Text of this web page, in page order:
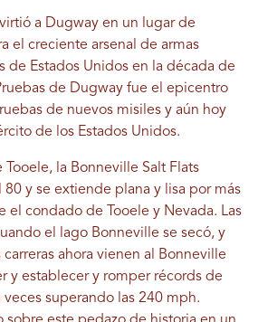
a Dugway en un lugar de
el creciente arsenal de armas
de Estados Unidos en la década de
de Dugway fue el epicentro
de nuevos misiles y aún hoy
de los Estados Unidos.
la Bonneville Salt Flats
80 y se extiende plana y lisa por más
el condado de Tooele y Nevada. Las
el lago Bonneville se secó, y
carreras ahora vienen al Bonneville
y establecer y romper récords de
superando las 240 mph.